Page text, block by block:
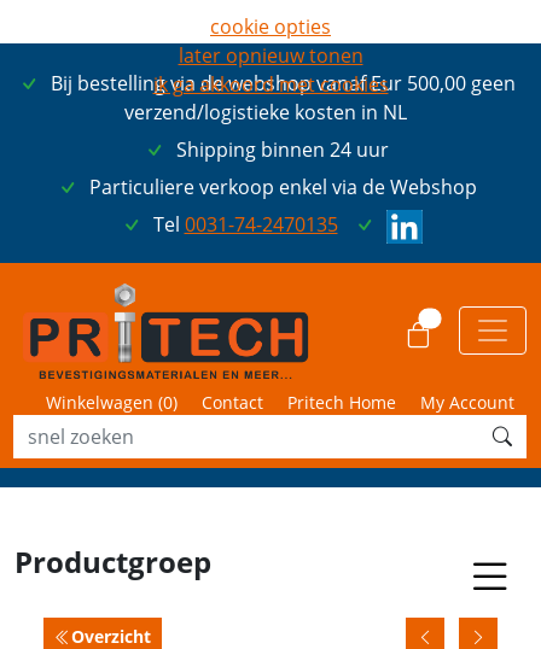
Bij bestelling via de webshop vanaf Eur 500,00 geen
verzend/logistieke kosten in NL
Shipping binnen 24 uur
Particuliere verkoop enkel via de Webshop
Tel 0031-74-2470135
Winkelwagen (0) Contact Pritech Home My Account
Productgroep
Overzicht
cookie opties
later opnieuw tonen
ik ga akkoord met cookies